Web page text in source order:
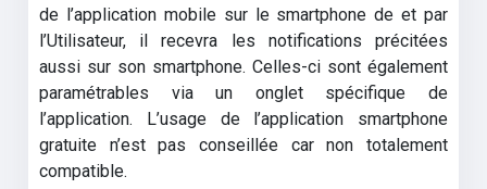
de l’application mobile sur le smartphone de et par
l’Utilisateur, il recevra les notifications précitées
aussi sur son smartphone. Celles-ci sont également
paramétrables via un onglet spécifique de
l’application. L’usage de l’application smartphone
gratuite n’est pas conseillée car non totalement
compatible.